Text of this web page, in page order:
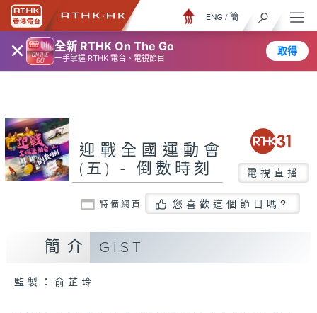
× 全新 RTHK On The Go
一手掌握 RTHK 電台、電視節目
取得
ENG / 簡
迎戰全國運動會
(五) - 倒數時刻
電視直播
特備網頁 您喜歡這個節目嗎?
簡介 GIST
監製：俞芷玲